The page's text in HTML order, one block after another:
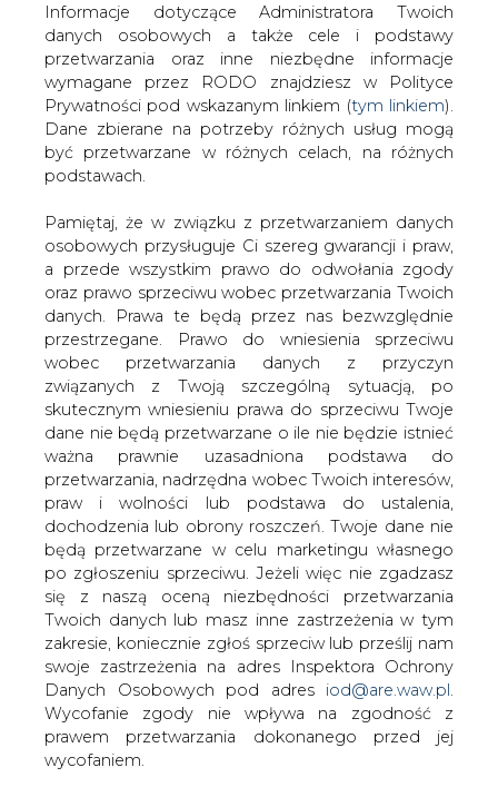
Informacje dotyczące Administratora Twoich
danych osobowych a także cele i podstawy
przetwarzania oraz inne niezbędne informacje
wymagane przez RODO znajdziesz w Polityce
Prywatności pod wskazanym linkiem (tym linkiem).
Dane zbierane na potrzeby różnych usług mogą
być przetwarzane w różnych celach, na różnych
podstawach.
Pamiętaj, że w związku z przetwarzaniem danych
osobowych przysługuje Ci szereg gwarancji i praw,
a przede wszystkim prawo do odwołania zgody
oraz prawo sprzeciwu wobec przetwarzania Twoich
danych. Prawa te będą przez nas bezwzględnie
przestrzegane. Prawo do wniesienia sprzeciwu
wobec przetwarzania danych z przyczyn
związanych z Twoją szczególną sytuacją, po
skutecznym wniesieniu prawa do sprzeciwu Twoje
dane nie będą przetwarzane o ile nie będzie istnieć
ważna prawnie uzasadniona podstawa do
przetwarzania, nadrzędna wobec Twoich interesów,
praw i wolności lub podstawa do ustalenia,
dochodzenia lub obrony roszczeń. Twoje dane nie
będą przetwarzane w celu marketingu własnego
po zgłoszeniu sprzeciwu. Jeżeli więc nie zgadzasz
się z naszą oceną niezbędności przetwarzania
Twoich danych lub masz inne zastrzeżenia w tym
zakresie, koniecznie zgłoś sprzeciw lub prześlij nam
swoje zastrzeżenia na adres Inspektora Ochrony
Danych Osobowych pod adres iod@are.waw.pl
Wycofanie zgody nie wpływa na zgodność z
prawem przetwarzania dokonanego przed jej
wycofaniem.
2022-10-26 08:30
drukuj
skomentuj
udostępnij:
MPK Kraków podpisało umowę z
Solaris Bus & Coach na dostawę
autobusów elektrycznych
Miejskie Przedsiębiorstwo
Komunikacyjne w Krakowie podpisało
umowę z firmą Solaris Bus & Coach na
dostawę 18 elektrycznych autobusów
przegubowych
Wartość tego kontraktu to ponad 92 mln zł brutto
Jak przypomniał rzecznik MPK Marek Gancarczyk, zakup